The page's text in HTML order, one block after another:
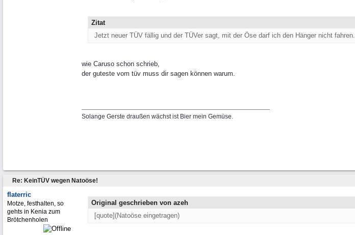
Zitat
Jetzt neuer TÜV fällig und der TÜVer sagt, mit der Öse darf ich den Hänger nicht fahren.
wie Caruso schon schrieb,
der guteste vom tüv muss dir sagen können warum.
Solange Gerste draußen wächst ist Bier mein Gemüse.
Re: KeinTÜV wegen Natoöse!
flaterric
Motze, festhalten, so
gehts in Kenia zum
Brötchenholen
Original geschrieben von azeh
[quote](Natoöse eingetragen)